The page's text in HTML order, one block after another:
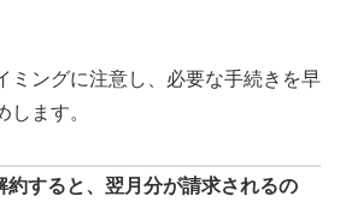
ミングに注意し、必要な手続きを早
ます。
約すると、翌月分が請求されるの